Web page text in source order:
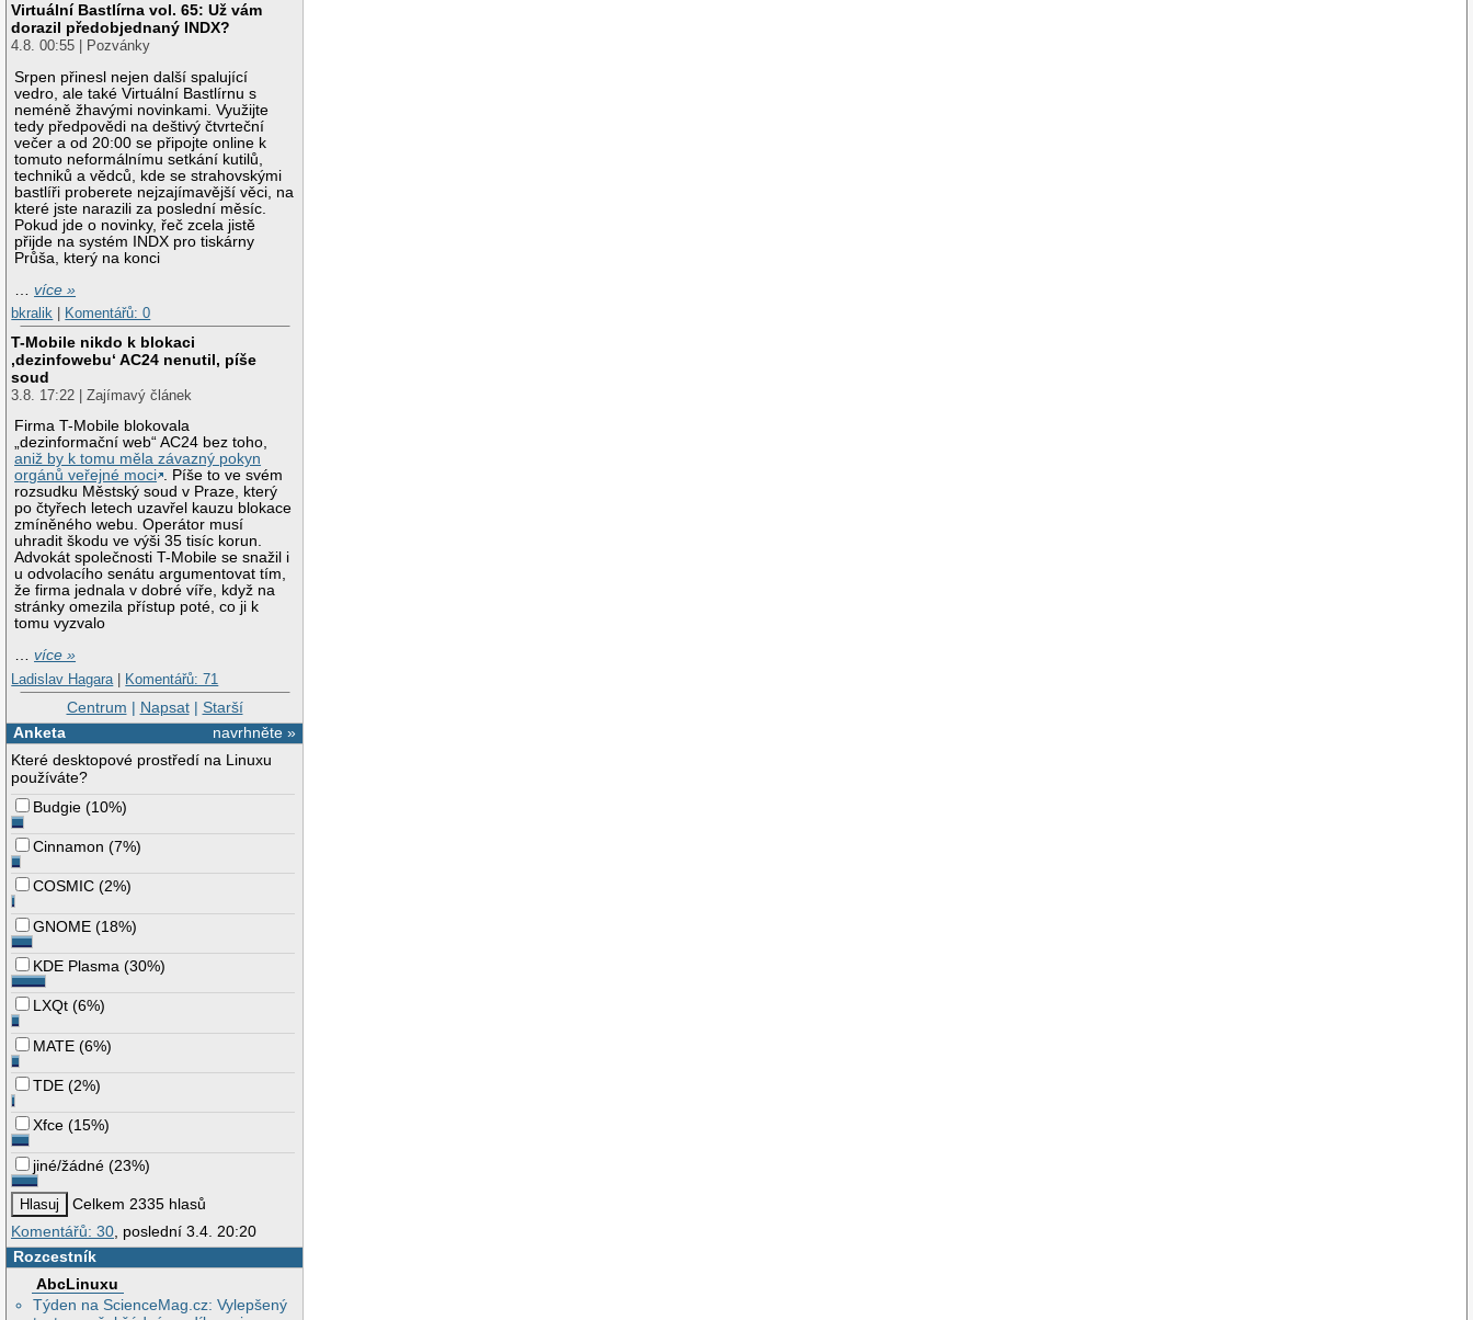
Virtuální Bastlírna vol. 65: Už vám
dorazil předobjednaný INDX?
4.8. 00:55 | Pozvánky
Srpen přinesl nejen další spalující
vedro, ale také Virtuální Bastlírnu s
neméně žhavými novinkami. Využijte
tedy předpovědi na deštivý čtvrteční
večer a od 20:00 se připojte online k
tomuto neformálnímu setkání kutilů,
techniků a vědců, kde se strahovskými
bastlíři proberete nejzajímavější věci, na
které jste narazili za poslední měsíc.
Pokud jde o novinky, řeč zcela jistě
přijde na systém INDX pro tiskárny
Průša, který na konci
…více »
bkralik
Komentářů: 0
T-Mobile nikdo k blokaci
‚dezinfowebu‘ AC24 nenutil, píše
soud
3.8. 17:22 | Zajímavý článek
Firma T-Mobile blokovala
„dezinformační web“ AC24 bez toho,
aniž by k tomu měla závazný pokyn
orgánů veřejné moci . Píše to ve svém
rozsudku Městský soud v Praze, který
po čtyřech letech uzavřel kauzu blokace
zmíněného webu. Operátor musí
uhradit škodu ve výši 35 tisíc korun.
Advokát společnosti T-Mobile se snažil i
u odvolacího senátu argumentovat tím,
že firma jednala v dobré víře, když na
stránky omezila přístup poté, co ji k
tomu vyzvalo
…více »
Ladislav Hagara | Komentářů: 71
Centrum | Napsat| Starší
navrhněte »
Anketa
Které desktopové prostředí na Linuxu
používáte?
Budgie (10%)
Cinnamon (7%)
COSMIC (2%)
GNOME (18%)
KDE Plasma (30%)
LXQt (6%)
MATE (6%)
TDE (2%)
Xfce (15%)
jiné/žádné (23%)
Celkem 2335 hlasů
Komentářů: 30, poslední 3.4. 20:20
Rozcestník
AbcLinuxu
Týden na ScienceMag.cz: Vylepšený